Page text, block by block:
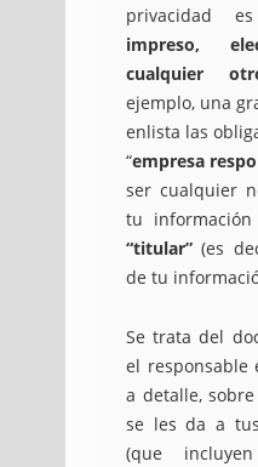
privacidad
impreso,
cualquier
ejemplo, una
enlista las
“empresa
ser cualquier
tu
“titular” (es
de tu
Se trata del
el
a detalle,
se les da a
(que